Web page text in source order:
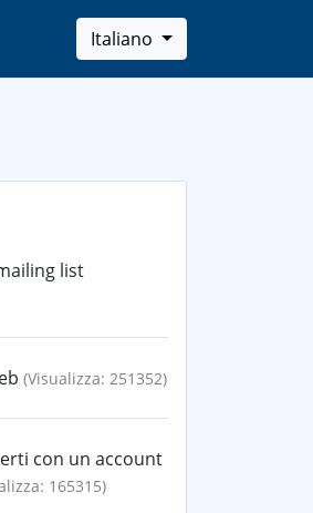
Italiano
list
(Visualizza: 251352)
con un account
165315)